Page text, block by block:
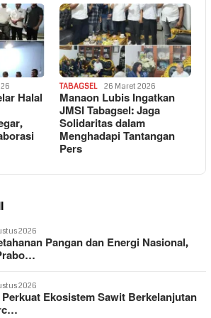
Halal
TABAGSEL 26 Maret 2026
Manaon Lubis Ingatkan
JMSI Tabagsel: Jaga
Solidaritas dalam
Menghadapi Tantangan
Pers
2026
Pangan dan Energi Nasional,
2026
Ekosistem Sawit Berkelanjutan